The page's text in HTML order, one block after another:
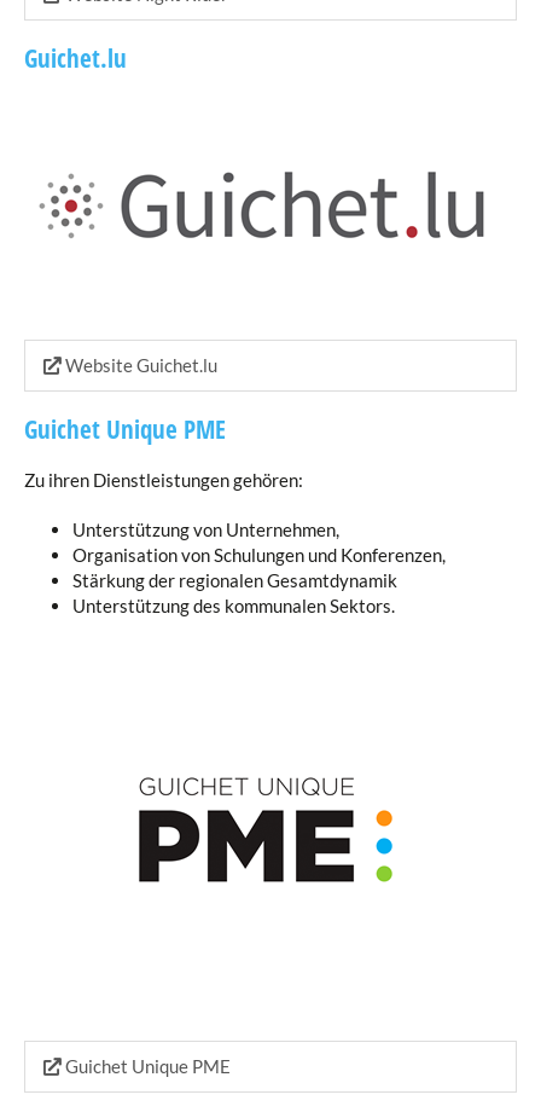
Guichet.lu
Website Guichet.lu
Guichet Unique PME
Zu ihren Dienstleistungen gehören:
Unterstützung von Unternehmen,
Organisation von Schulungen und Konferenzen,
Stärkung der regionalen Gesamtdynamik
Unterstützung des kommunalen Sektors.
Guichet Unique PME